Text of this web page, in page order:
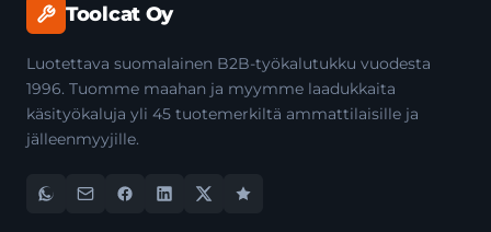
Toolcat Oy
Luotettava suomalainen B2B-työkalutukku vuodesta
1996. Tuomme maahan ja myymme laadukkaita
käsityökaluja yli 45 tuotemerkiltä ammattilaisille ja
jälleenmyyjille.